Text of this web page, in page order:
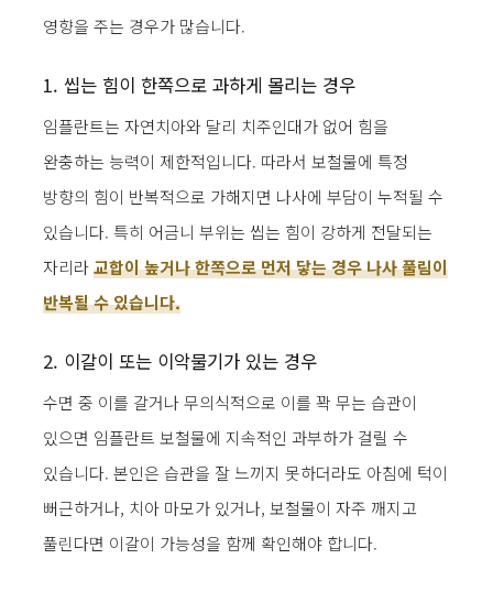
영향을 주는 경우가 많습니다.
1. 씹는 힘이 한쪽으로 과하게 몰리는 경우
임플란트는 자연치아와 달리 치주인대가 없어 힘을
완충하는 능력이 제한적입니다. 따라서 보철물에 특정
방향의 힘이 반복적으로 가해지면 나사에 부담이 누적될 수
있습니다. 특히 어금니 부위는 씹는 힘이 강하게 전달되는
자리라교합이 높거나 한쪽으로 먼저 닿는 경우 나사 풀림이
반복될 수 있습니다.
2. 이갈이 또는 이악물기가 있는 경우
수면 중 이를 갈거나 무의식적으로 이를 꽉 무는 습관이
있으면 임플란트 보철물에 지속적인 과부하가 걸릴 수
있습니다. 본인은 습관을 잘 느끼지 못하더라도 아침에 턱이
뻐근하거나, 치아 마모가 있거나, 보철물이 자주 깨지고
풀린다면 이갈이 가능성을 함께 확인해야 합니다.